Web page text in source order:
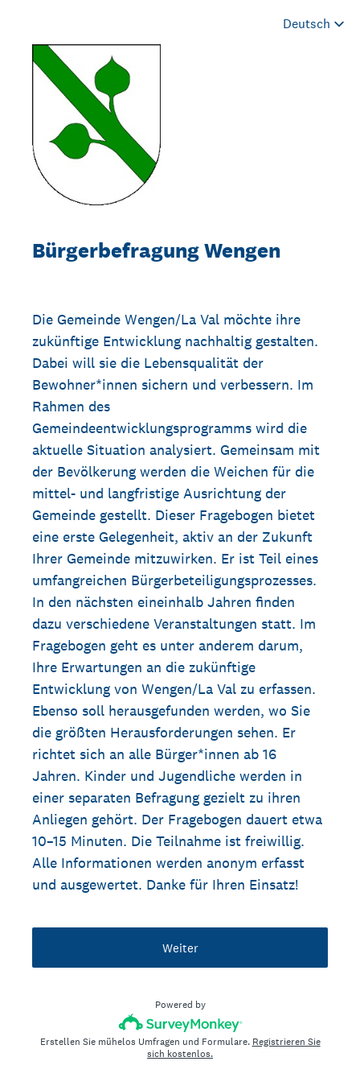
Bürgerbefragung Wengen
Die Gemeinde Wengen/La Val möchte ihre
zukünftige Entwicklung nachhaltig gestalten.
Dabei will sie die Lebensqualität der
Bewohner*innen sichern und verbessern. Im
Rahmen des
Gemeindeentwicklungsprogramms wird die
aktuelle Situation analysiert. Gemeinsam mit
der Bevölkerung werden die Weichen für die
mittel- und langfristige Ausrichtung der
Gemeinde gestellt. Dieser Fragebogen bietet
eine erste Gelegenheit, aktiv an der Zukunft
Ihrer Gemeinde mitzuwirken. Er ist Teil eines
umfangreichen Bürgerbeteiligungsprozesses.
In den nächsten eineinhalb Jahren finden
dazu verschiedene Veranstaltungen statt. Im
Fragebogen geht es unter anderem darum,
Ihre Erwartungen an die zukünftige
Entwicklung von Wengen/La Val zu erfassen.
Ebenso soll herausgefunden werden, wo Sie
die größten Herausforderungen sehen. Er
richtet sich an alle Bürger*innen ab 16
Jahren. Kinder und Jugendliche werden in
einer separaten Befragung gezielt zu ihren
Anliegen gehört. Der Fragebogen dauert etwa
10–15 Minuten. Die Teilnahme ist freiwillig.
Alle Informationen werden anonym erfasst
und ausgewertet. Danke für Ihren Einsatz!
Weiter
Powered by
Erstellen Sie mühelos Umfragen und Formulare. Registrieren Sie
sich kostenlos.